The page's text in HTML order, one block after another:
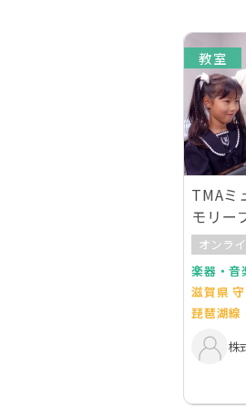
教室
TMAミ
モリー
オンラ
楽器・音
滋賀県
琵琶湖線
株